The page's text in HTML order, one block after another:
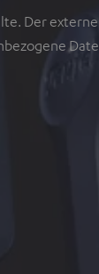
Der